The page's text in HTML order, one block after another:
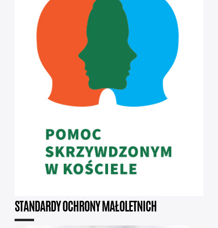
STANDARDY OCHRONY MAŁOLETNICH